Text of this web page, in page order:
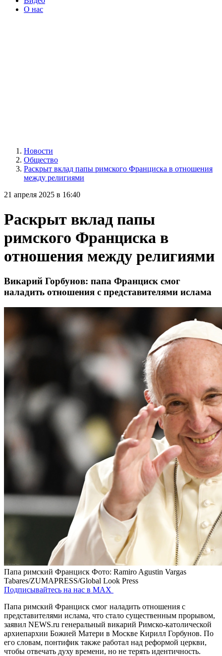
О нас
Новости
Общество
Раскрыт вклад папы римского Франциска в отношения
между религиями
21 апреля 2025 в 16:40
Раскрыт вклад папы
римского Франциска в
отношения между религиями
Викарий Горбунов: папа Франциск смог
наладить отношения с представителями ислама
Папа римский Франциск Фото: Ramiro Agustin Vargas
Tabares/ZUMAPRESS/Global Look Press
Подписывайтесь на нас в MAX
Папа римский Франциск смог наладить отношения с
представителями ислама, что стало существенным прорывом,
заявил NEWS.ru генеральный викарий Римско-католической
архиепархии Божией Матери в Москве Кирилл Горбунов. По
его словам, понтифик также работал над реформой церкви,
чтобы отвечать духу времени, но не терять идентичность.